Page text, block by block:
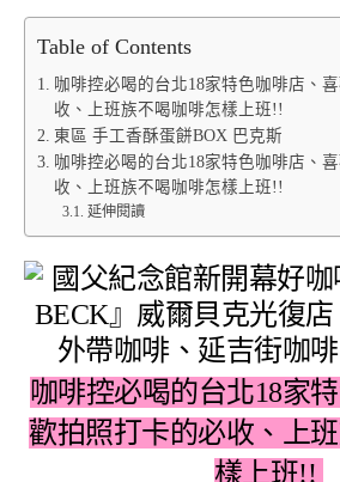
Table of Contents
咖啡控必喝的台北18家特色咖啡店、
收、上班族不喝咖啡怎樣上班!!
東區 手工香酥蛋餅BOX 巴克斯
咖啡控必喝的台北18家特色咖啡店、
收、上班族不喝咖啡怎樣上班!!
延伸閱讀
咖啡控必喝的台北18家
歡拍照打卡的必收、上
樣上班!!